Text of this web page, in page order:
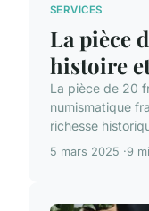
SERVICES
La pièce
histoire
La pièce de 20
numismatique
richesse
5 mars 2025 9